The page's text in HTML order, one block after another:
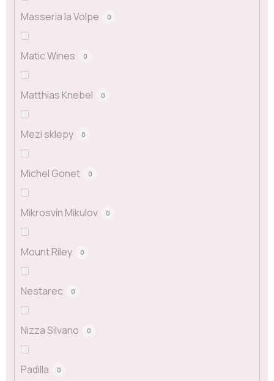
Masseria la Volpe 0
Matic Wines 0
Matthias Knebel 0
Mezi sklepy 0
Michel Gonet 0
Mikrosvín Mikulov 0
Mount Riley 0
Nestarec 0
Nizza Silvano 0
Padilla 0